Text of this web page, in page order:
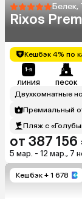
Белек,
Rixos
Кешбэк 4% по
линия песок
Двухкомнатные
Премиальный
Пляж с
от 387 156
5 мар. - 12 мар., 7
Кешбэк + 1 678